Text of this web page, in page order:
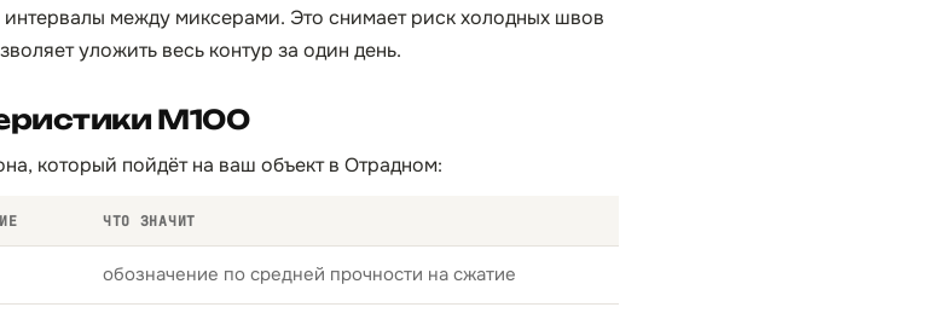
между миксерами. Это снимает риск холодных швов
уложить весь контур за один день.
М100
который пойдёт на ваш объект в Отрадном:
ЧТО ЗНАЧИТ
обозначение по средней прочности на сжатие